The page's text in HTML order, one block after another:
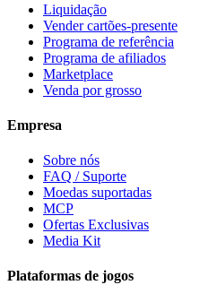
Liquidação
Vender cartões-presente
Programa de referência
Programa de afiliados
Marketplace
Venda por grosso
Empresa
Sobre nós
FAQ / Suporte
Moedas suportadas
MCP
Ofertas Exclusivas
Media Kit
Plataformas de jogos